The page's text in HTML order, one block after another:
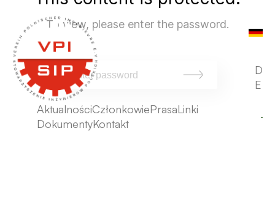
AktualnościCzłonkowiePrasaLinki
DokumentyKontakt
D
E
To view, please enter the password.